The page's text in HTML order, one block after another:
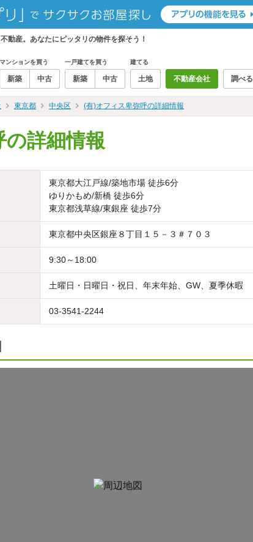
動産。あなたにピッタリの物件を探そう！
マンションを買う
新築 中古
一戸建てを買う
新築 中古
建てる
土地 不動産会社 調べる
東京都 中央区 (有)オフィス卑弥呼の詳細情報
詳細情報
東京都大江戸線/築地市場 徒歩6分
ゆりかもめ/新橋 徒歩6分
東京都浅草線/東銀座 徒歩7分
東京都中央区銀座８丁目１５－３＃７０３
9:30～18:00
土曜日・日曜日・祝日、年末年始、GW、夏季休暇
03-3541-2244